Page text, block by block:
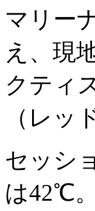
マリー
え、現
クティ
（レッ
セッシ
は42℃